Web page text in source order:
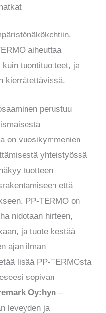
aiheuttaa
kuin tuontituotteet, ja
kierrätettävissä.
perustuu
on vuosikymmenien
yhteistyössä
tuotteen
että
PP-TERMO on
nidotaan hirteen,
ja tuote kestää
ajan ilman
lisää PP-TERMOsta
sopivan
Oy:hyn –
leveyden ja